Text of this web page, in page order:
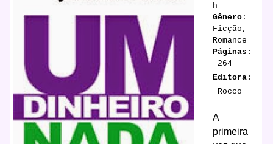
h
Gênero:
Ficção,
Romance
Páginas:
264
Editora:
Rocco
A
primeira